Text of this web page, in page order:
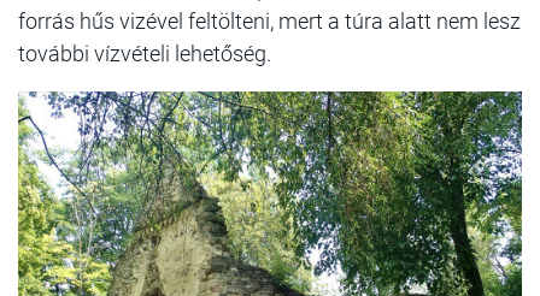
forrás hűs vizével feltölteni, mert a túra alatt nem lesz
további vízvételi lehetőség.